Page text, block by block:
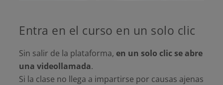
Entra en el curso en un solo clic
Sin salir de la plataforma, en un solo clic se abre
una videollamada.
Si la clase no llega a impartirse por causas ajenas